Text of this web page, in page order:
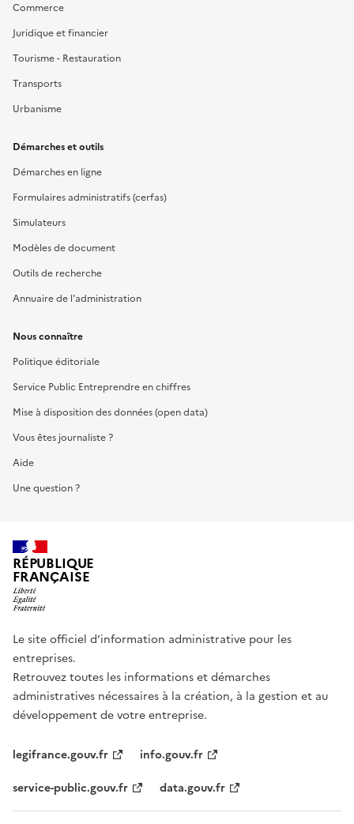
Commerce
Juridique et financier
Tourisme - Restauration
Transports
Urbanisme
Démarches et outils
Démarches en ligne
Formulaires administratifs (cerfas)
Simulateurs
Modèles de document
Outils de recherche
Annuaire de l'administration
Nous connaître
Politique éditoriale
Service Public Entreprendre en chiffres
Mise à disposition des données (open data)
Vous êtes journaliste ?
Aide
Une question ?
RÉPUBLIQUE
FRANÇAISE
Le site officiel d’information administrative pour les
entreprises.
Retrouvez toutes les informations et démarches
administratives nécessaires à la création, à la gestion et au
développement de votre entreprise.
legifrance.gouv.fr
info.gouv.fr
service-public.gouv.fr
data.gouv.fr